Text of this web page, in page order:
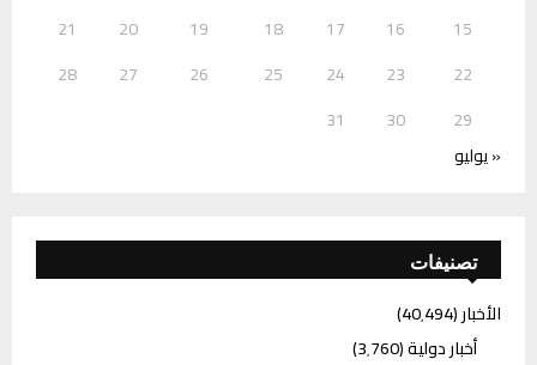
15
16
17
18
19
20
21
22
23
24
25
26
27
28
29
30
31
« يوليو
تصنيفات
الأخبار(40٬494)
أخبار دولية(3٬760)